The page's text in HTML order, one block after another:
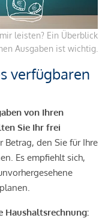
leisten? Ein Überblick
Ausgaben ist wichtig.
verfügbaren
von Ihren
Sie Ihr frei
Betrag, den Sie für Ihre
Es empfiehlt sich,
Haushaltsrechnung: